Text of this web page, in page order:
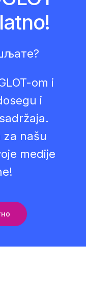
om i
i
za našu
medije